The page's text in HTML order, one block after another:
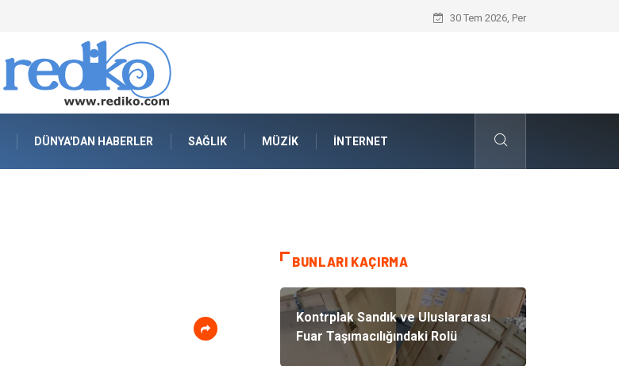
Kauçuk Teknolojisinin Yenilenebilir
30 Tem 2026, Per
DÜNYA'DAN HABERLER SAĞLIK MÜZIK İNTERNET
BUNLARI KAÇIRMA
Kontrplak Sandık ve Uluslararası
Fuar Taşımacılığındaki Rolü